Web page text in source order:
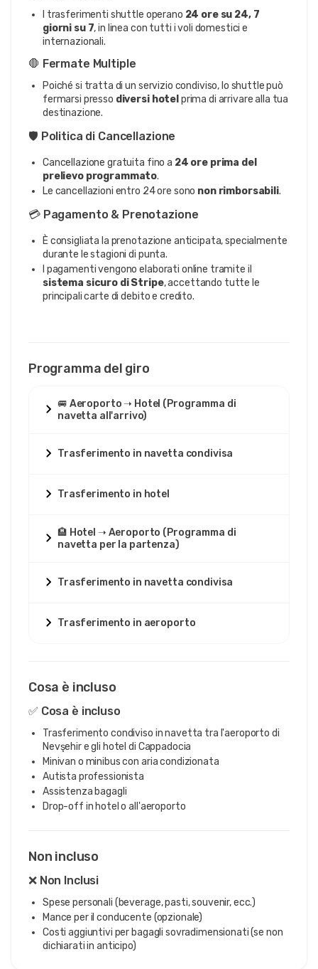
I trasferimenti shuttle operano 24 ore su 24, 7
giorni su 7, in linea con tutti i voli domestici e
internazionali.
🛑 Fermate Multiple
Poiché si tratta di un servizio condiviso, lo shuttle può
fermarsi presso diversi hotel prima di arrivare alla tua
destinazione.
🛡️ Politica di Cancellazione
Cancellazione gratuita fino a 24 ore prima del
prelievo programmato.
Le cancellazioni entro 24 ore sono non rimborsabili.
💳 Pagamento & Prenotazione
È consigliata la prenotazione anticipata, specialmente
durante le stagioni di punta.
I pagamenti vengono elaborati online tramite il
sistema sicuro di Stripe, accettando tutte le
principali carte di debito e credito.
Programma del giro
🚐 Aeroporto ➝ Hotel (Programma di
navetta all'arrivo)
Trasferimento in navetta condivisa
Trasferimento in hotel
🏨 Hotel ➝ Aeroporto (Programma di
navetta per la partenza)
Trasferimento in navetta condivisa
Trasferimento in aeroporto
Cosa è incluso
✅ Cosa è incluso
Trasferimento condiviso in navetta tra l'aeroporto di
Nevşehir e gli hotel di Cappadocia
Minivan o minibus con aria condizionata
Autista professionista
Assistenza bagagli
Drop-off in hotel o all'aeroporto
Non incluso
❌ Non Inclusi
Spese personali (beverage, pasti, souvenir, ecc.)
Mance per il conducente (opzionale)
Costi aggiuntivi per bagagli sovradimensionati (se non
dichiarati in anticipo)